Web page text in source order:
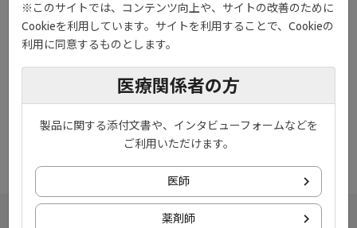
メンテナンス日時：
2024年11月20日(水) 21:00 ～ 23:00 予定
みなさまにはご不便おかけいたしますが、何卒ご理解いただきま
※作業進捗により、前後する場合がございます。ご了承ください
※このサイトでは、コンテンツ向上や、サイトの改善のために
Cookieを利用しています。サイトを利用することで、Cookieの
利用に同意するものとします。
医療関係者の方
製品に関する添付文書や、インタビューフォームなどを
ご利用いただけます。
医師
薬剤師